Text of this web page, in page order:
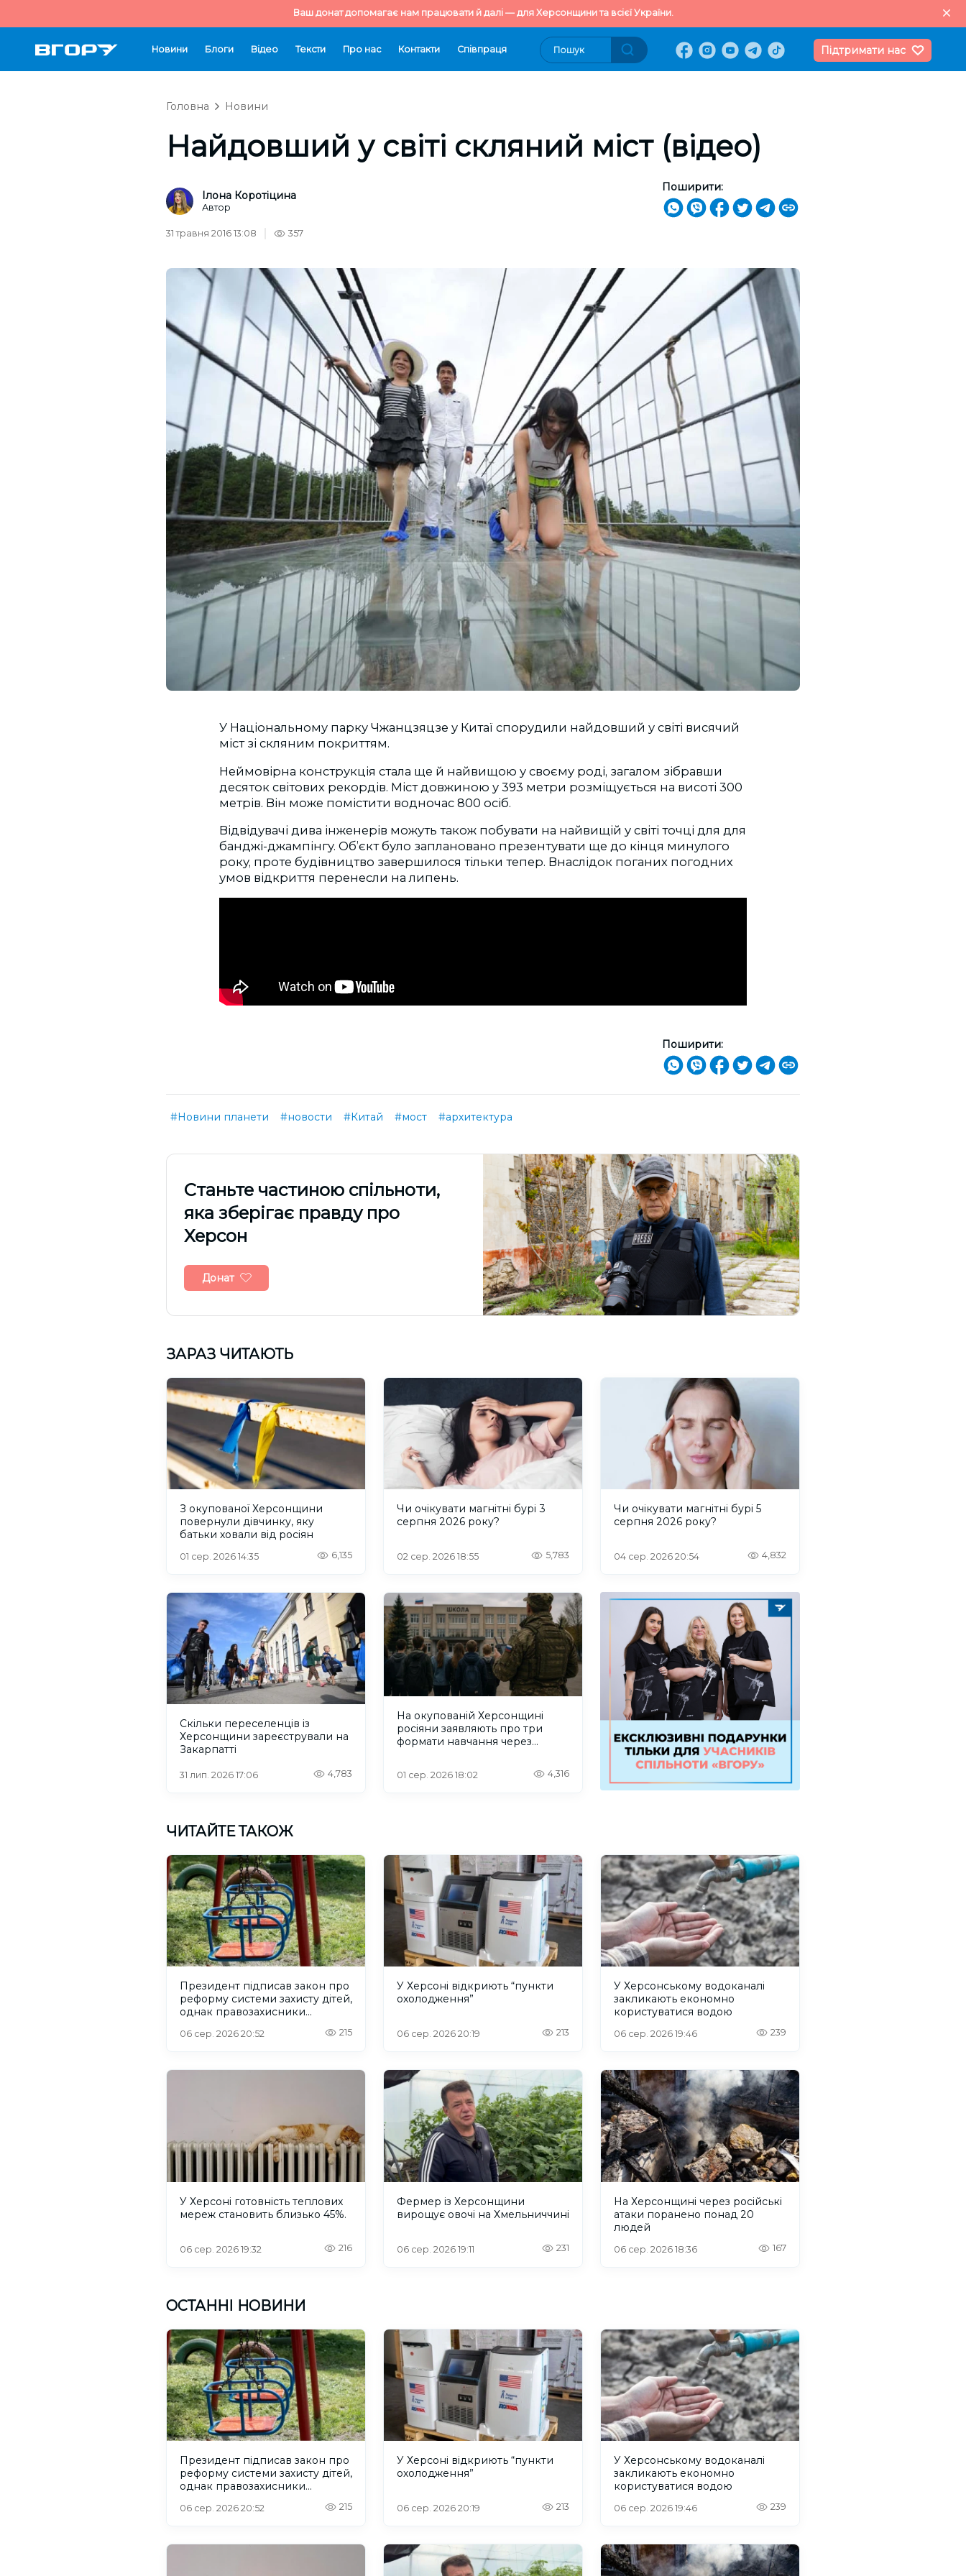
Ваш донат допомагає нам працювати й далі — для Херсонщини та всієї України.
Новини Блоги Відео Тексти Про нас Контакти Cпівпраця Підтримати нас
Головна Новини
Найдовший у світі скляний міст (відео)
Ілона Коротіцина
Автор
Поширити:
31 травня 2016 13:08 357
У Національному парку Чжанцзяцзе у Китаї спорудили найдовший у світі висячий
міст зі скляним покриттям.
Неймовірна конструкція стала ще й найвищою у своєму роді, загалом зібравши
десяток світових рекордів. Міст довжиною у 393 метри розміщується на висоті 300
метрів. Він може помістити водночас 800 осіб.
Відвідувачі дива інженерів можуть також побувати на найвищій у світі точці для для
банджі-джампінгу. Об’єкт було заплановано презентувати ще до кінця минулого
року, проте будівництво завершилося тільки тепер. Внаслідок поганих погодних
умов відкриття перенесли на липень.
Поширити:
#Новини планети #новости #Китай #мост #архитектура
Cтаньте частиною спільноти,
яка зберігає правду про
Херсон
Донат
ЗАРАЗ ЧИТАЮТЬ
З окупованої Херсонщини
повернули дівчинку, яку
батьки ховали від росіян
01 сер. 2026 14:35 6,135
Чи очікувати магнітні бурі 3
серпня 2026 року?
02 сер. 2026 18:55 5,783
Чи очікувати магнітні бурі 5
серпня 2026 року?
04 сер. 2026 20:54 4,832
Скільки переселенців із
Херсонщини зареєстрували на
Закарпатті
31 лип. 2026 17:06 4,783
На окупованій Херсонщині
росіяни заявляють про три
формати навчання через
01 сер. 2026 18:02 4,316
ЧИТАЙТЕ ТАКОЖ
Президент підписав закон про
реформу системи захисту дітей,
однак правозахисники
06 сер. 2026 20:52 215
У Херсоні відкриють “пункти
охолодження”
06 сер. 2026 20:19 213
У Херсонському водоканалі
закликають економно
користуватися водою
06 сер. 2026 19:46 239
У Херсоні готовність теплових
мереж становить близько 45%.
06 сер. 2026 19:32 216
Фермер із Херсонщини
вирощує овочі на Хмельниччині
06 сер. 2026 19:11 231
На Херсонщині через російські
атаки поранено понад 20
людей
06 сер. 2026 18:36 167
ОСТАННІ НОВИНИ
Президент підписав закон про
реформу системи захисту дітей,
однак правозахисники
06 сер. 2026 20:52 215
У Херсоні відкриють “пункти
охолодження”
06 сер. 2026 20:19 213
У Херсонському водоканалі
закликають економно
користуватися водою
06 сер. 2026 19:46 239